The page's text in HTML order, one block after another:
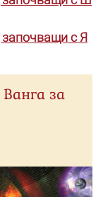
започващи с Я
за